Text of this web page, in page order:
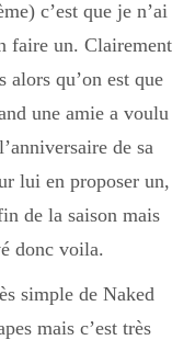
c’est que je n’ai
faire un. Clairement
alors qu’on est que
une amie a voulu
de sa
lui en proposer un,
de la saison mais
donc voila.
simple de Naked
mais c’est très